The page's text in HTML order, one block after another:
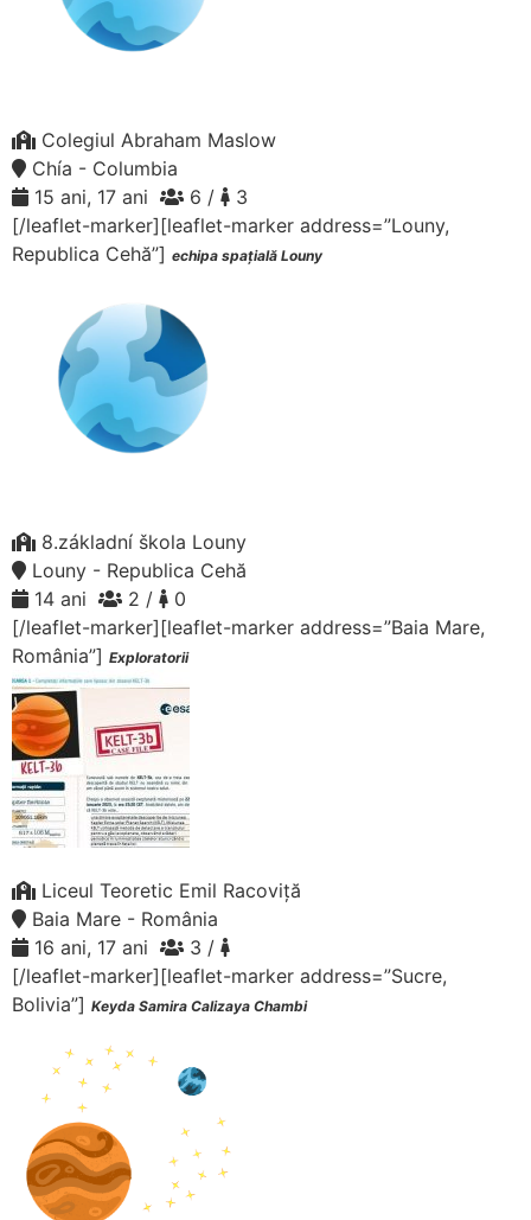
Colegiul Abraham Maslow
Chía - Columbia
15 ani, 17 ani
6 /
3
[/leaflet-marker][leaflet-marker address=”Louny,
Republica Cehă”] echipa spațială Louny
8.základní škola Louny
Louny - Republica Cehă
14 ani
2 /
0
[/leaflet-marker][leaflet-marker address=”Baia Mare,
România”] Exploratorii
Liceul Teoretic Emil Racoviță
Baia Mare - România
16 ani, 17 ani
3 /
[/leaflet-marker][leaflet-marker address=”Sucre,
Bolivia”] Keyda Samira Calizaya Chambi